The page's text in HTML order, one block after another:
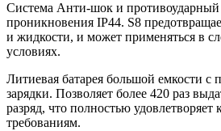
Система Анти-шок и противоударный
проникновения IP44. S8
и жидкости, и может применяться в
условиях.
Литиевая батарея большой емкости с
зарядки. Позволяет более 420 раз
разряд, что полностью удовлетворяет
требованиям.